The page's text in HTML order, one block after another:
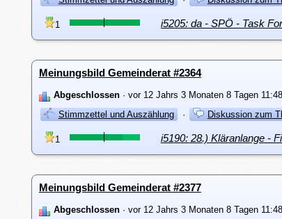
1 i5205: da - SPÖ - Task
Meinungsbild Gemeinderat #2364
Abgeschlossen· vor 12 Jahrs 3 Monaten 8 Tagen
Stimmzettel und Auszählung
· Diskussion zum
1 i5190: 28.) Kläranlange -
Meinungsbild Gemeinderat #2377
Abgeschlossen· vor 12 Jahrs 3 Monaten 8 Tagen